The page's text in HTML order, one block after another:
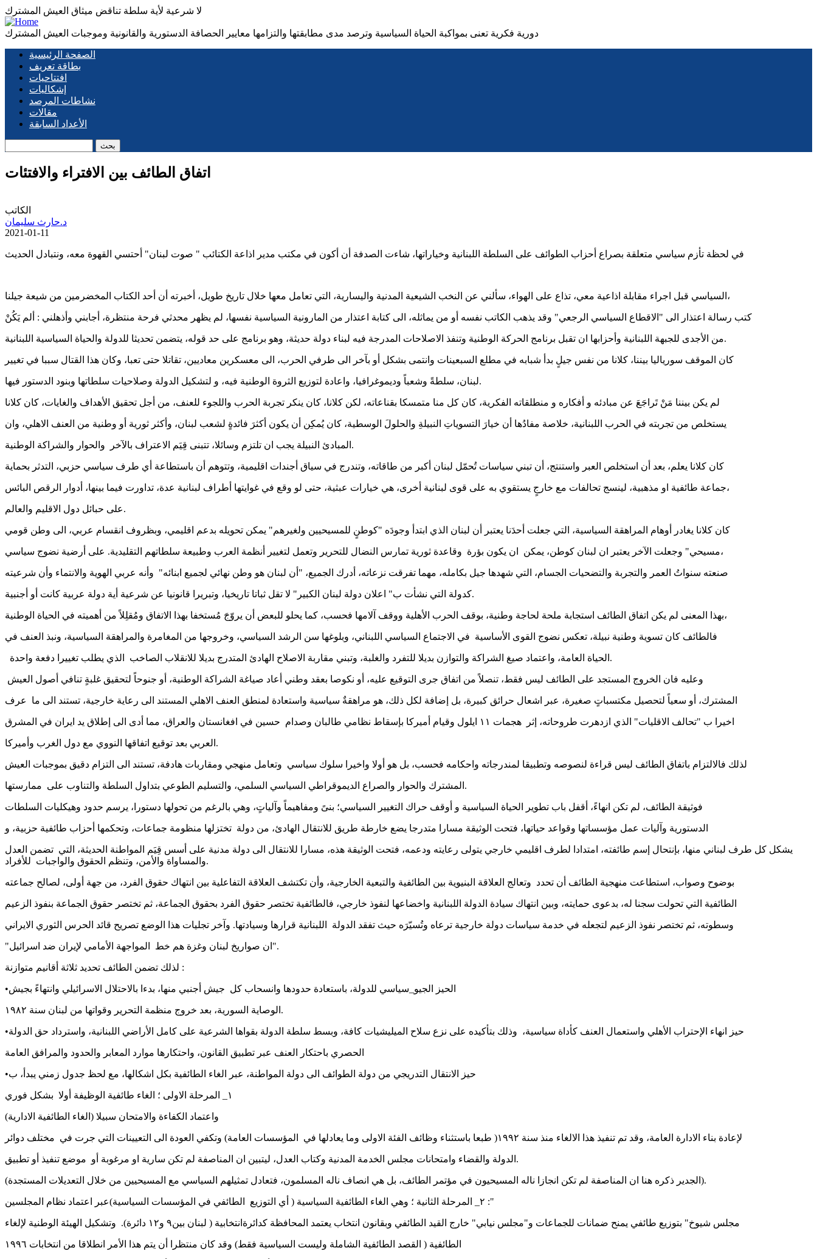
لا شرعية لأية سلطة تناقض ميثاق العيش المشترك
دورية فكرية تعنى بمواكبة الحياة السياسية وترصد مدى مطابقتها والتزامها معايير الحصافة الدستورية والقانونية وموجبات العيش المشترك
Main
navigation
الصفحة الرئيسية
بطاقة تعريف
افتتاحيات
إشكاليات
نشاطات المرصد
مقالات
الأعداد السابقة
اتفاق الطائف بين الافتراء والافتئات
الكاتب
د.حارث سليمان
2021-01-11
في لحظة تأزم سياسي متعلقة بصراع أحزاب الطوائف على السلطة اللبنانية وخياراتها، شاءت الصدفة أن أكون في مكتب مدير اذاعة الكتائب " صوت لبنان" أحتسي القهوة معه، ونتبادل الحديث
السياسي قبل اجراء مقابلة اذاعية معي، تذاع على الهواء، سألني عن النخب الشيعية المدنية واليسارية، التي تعامل معها خلال تاريخ طويل، أخبرته أن أحد الكتاب المخضرمين من شيعة جيلنا،
كتب رسالة اعتذار الى "الاقطاع السياسي الرجعي" وقد يذهب الكاتب نفسه أو من يماثله، الى كتابة اعتذار من المارونية السياسية نفسها، لم يظهر محدثي فرحة منتظرة، أجابني وأذهلني : ألم يَكُنْ
من الأجدى للجبهة اللبنانية وأحزابها ان تقبل برنامج الحركة الوطنية وتنفذ الاصلاحات المدرجة فيه لبناء دولة حديثة، وهو برنامج على حد قوله، يتضمن تحديثا للدولة والحياة السياسية اللبنانية.
كان الموقف سورياليا بيننا، كلانا من نفس جيلٍ بدأ شبابه في مطلع السبعينات وانتمى بشكل أو بآخر الى طرفي الحرب، الى معسكرين معاديين، تقاتلا حتى تعبا، وكان هذا القتال سببا في تغيير
لبنان، سلطةً وشعباً وديموغرافيا، واعادة لتوزيع الثروة الوطنية فيه، و لتشكيل الدولة وصلاحيات سلطاتها وبنود الدستور فيها.
لم يكن بيننا مَنْ تَراجَعَ عن مبادئه و أفكاره و منطلقاته الفكرية، كان كل منا متمسكا بقناعاته، لكن كلانا، كان ينكر تجربة الحرب واللجوء للعنف، من أجل تحقيق الأهداف والغايات، كان كلانا
يستخلص من تجربته في الحرب اللبنانية، خلاصة مفادُها أن خيارَ التسوياتِ النبيلةِ والحلولَ الوسطية، كان يُمكِن أن يكون أكثرَ فائدةٍ لشعب لبنان، وأكثر ثورية أو وطنية من العنف الاهلي، وان
المبادئ النبيلة يجب ان تلتزم وسائلا، تتبنى قِيَم الاعتراف بالآخر والحوار والشراكة الوطنية.
كان كلانا يعلم، بعد أن استخلص العبر واستنتج، أن تبني سياسات تُحمّل لبنان أكبر من طاقاته، وتندرج في سياق أجندات اقليمية، وتتوهم أن باستطاعة أي طرف سياسي حزبي، التدثر بحماية
جماعة طائفية او مذهبية، لينسج تحالفات مع خارجٍ يستقوي به على قوى لبنانية أخرى، هي خيارات عبثية، حتى لو وقع في غوايتها أطراف لبنانية عدة، تداورت فيما بينها، أدوار الرقص البائس،
على حبائل دول الاقليم والعالم.
كان كلانا يغادر أوهام المراهقة السياسية، التي جعلت أحدَنا يعتبر أن لبنان الذي ابتدأ وجودَه "كوطنٍ للمسيحيين ولغيرهم" يمكن تحويله بدعم اقليمي، وبظروف انقسام عربي، الى وطن قومي
مسيحي" وجعلت الآخر يعتبر ان لبنان كوطن، يمكن ان يكون بؤرة وقاعدة ثورية تمارس النضال للتحرير وتعمل لتغيير أنظمة العرب وطبيعة سلطاتهم التقليدية. على أرضية نضوج سياسي،
صنعته سنواتُ العمر والتجربة والتضحيات الجسام، التي شهدها جيل بكامله، مهما تفرقت نزعاته، أدرك الجميع، "أن لبنان هو وطن نهائي لجميع ابنائه" وأنه عربي الهوية والانتماء وأن شرعيته
كدولة التي نشأت ب" اعلان دولة لبنان الكبير" لا تقل ثباتا تاريخيا، وتبريرا قانونيا عن شرعية أية دولة عربية كانت أو أجنبية.
بهذا المعنى لم يكن اتفاق الطائف استجابة ملحة لحاجة وطنية، بوقف الحرب الأهلية ووقف آلامها فحسب، كما يحلو للبعض أن يروّجَ مُستخفا بهذا الاتفاق ومُقلِلاً من أهميته في الحياة الوطنية،
فالطائف كان تسوية وطنية نبيلة، تعكس نضوج القوى الأساسية في الاجتماع السياسي اللبناني، وبلوغها سن الرشد السياسي، وخروجها من المغامرة والمراهقة السياسية، ونبذ العنف في
الحياة العامة، واعتماد صيغ الشراكة والتوازن بديلا للتفرد والغلبة، وتبني مقاربة الاصلاح الهادئ المتدرج بديلا للانقلاب الصاخب الذي يطلب تغييرا دفعة واحدة.
وعليه فان الخروج المستجد على الطائف ليس فقط، تنصلاً من اتفاق جرى التوقيع عليه، أو نكوصا بعقد وطني أعاد صياغة الشراكة الوطنية، أو جنوحاً لتحقيق غلبةٍ تنافي أصول العيش
المشترك، أو سعياً لتحصيل مكتسباتٍ صغيرة، عبر اشعال حرائق كبيرة، بل إضافة لكل ذلك، هو مراهقةٌ سياسية واستعادة لمنطق العنف الاهلي المستند الى رعاية خارجية، تستند الى ما عرف
اخيرا ب "تحالف الاقليات" الذي ازدهرت طروحاته، إثر هجمات ١١ ايلول وقيام أميركا بإسقاط نظامي طالبان وصدام حسين في افغانستان والعراق، مما أدى الى إطلاق يد ايران في المشرق
العربي بعد توقيع اتفاقها النووي مع دول الغرب وأميركا.
لذلك فالالتزام باتفاق الطائف ليس قراءة لنصوصه وتطبيقا لمندرجاته واحكامه فحسب، بل هو أولا واخيرا سلوك سياسي وتعامل منهجي ومقاربات هادفة، تستند الى التزام دقيق بموجبات العيش
المشترك والحوار والصراع الديموقراطي السياسي السلمي، والتسليم الطوعي بتداول السلطة والتناوب على ممارستها.
فوثيقة الطائف، لم تكن انهاءً، أقفل باب تطوير الحياة السياسية و أوقف حراك التغيير السياسي؛ بنىً ومفاهيماً وآلياتٍ، وهي بالرغم من تحولها دستورا، يرسم حدود وهيكليات السلطات
الدستورية وآليات عمل مؤسساتها وقواعد حياتها، فتحت الوثيقة مسارا متدرجا يضع خارطة طريق للانتقال الهادئ، من دولة تختزلها منظومة جماعات، وتحكمها أحزاب طائفية حزبية، و
يشكل كل طرف لبناني منها، بإنتحال إسم طائفته، امتدادا لطرف اقليمي خارجي يتولى رعايته ودعمه، فتحت الوثيقة هذه، مسارا للانتقال الى دولة مدنية على أسس قِيَم المواطنة الحديثة، التي تضمن العدل
والمساواة والأمن، وتنظم الحقوق والواجبات للأفراد.
بوضوح وصواب، استطاعت منهجية الطائف أن تحدد وتعالج العلاقة البنيوية بين الطائفية والتبعية الخارجية، وأن تكتشف العلاقة التفاعلية بين انتهاك حقوق الفرد، من جهة أولى، لصالح جماعته
الطائفية التي تحولت سجنا له، بدعوى حمايته، وبين انتهاك سيادة الدولة اللبنانية واخضاعها لنفوذ خارجي، فالطائفية تختصر حقوق الفرد بحقوق الجماعة، ثم تختصر حقوق الجماعة بنفوذ الزعيم
وسطوته، ثم تختصر نفوذ الزعيم لتجعله في خدمة سياسات دولة خارجية ترعاه وتُسيّرَه حيث تفقد الدولة اللبنانية قرارها وسيادتها. وآخر تجليات هذا الوضع تصريح قائد الحرس الثوري الايراني
"ان صواريخ لبنان وغزة هم خط المواجهة الأمامي لإيران ضد اسرائيل".
لذلك تضمن الطائف تحديد ثلاثة أقانيم متوازنة :
•الحيز الجيو_سياسي للدولة، باستعادة حدودها وانسحاب كل جيش أجنبي منها، بدءا بالاحتلال الاسرائيلي وانتهاءً بجيش
الوصاية السورية، بعد خروج منظمة التحرير وقواتها من لبنان سنة ١٩٨٢.
•حيز انهاء الإحتراب الأهلي واستعمال العنف كأداة سياسية، وذلك بتأكيده على نزع سلاح الميليشيات كافة، وبسط سلطة الدولة بقواها الشرعية على كامل الأراضي اللبنانية، واسترداد حق الدولة
الحصري باحتكار العنف عبر تطبيق القانون، واحتكارها موارد المعابر والحدود والمرافق العامة
١_ المرحلة الاولى ؛ الغاء طائفية الوظيفة أولا بشكل فوري
(الغاء الطائفية الادارية) واعتماد الكفاءة والامتحان سبيلا
لإعادة بناء الادارة العامة، وقد تم تنفيذ هذا الالغاء منذ سنة ١٩٩٢( طبعا باستثناء وظائف الفئة الاولى وما يعادلها في المؤسسات العامة) وتكفي العودة الى التعيينات التي جرت في مختلف دوائر
الدولة والقضاء وامتحانات مجلس الخدمة المدنية وكتاب العدل، ليتبين ان المناصفة لم تكن سارية او مرغوبة أو موضع تنفيذ أو تطبيق.
(الجدير ذكره هنا ان المناصفة لم تكن انجازا ناله المسيحيون في مؤتمر الطائف، بل هي انصاف ناله المسلمون، فتعادل تمثيلهم السياسي مع المسيحيين من خلال التعديلات المستجدة).
٢_ المرحلة الثانية ؛ وهي الغاء الطائفية السياسية ( أي التوزيع الطائفي في المؤسسات السياسية)عبر اعتماد نظام المجلسين :"
مجلس شيوخ" بتوزيع طائفي يمنح ضمانات للجماعات و"مجلس نيابي" خارج القيد الطائفي وبقانون انتخاب يعتمد المحافظة كدائرةانتخابية ( لبنان بين٩ و١٢ دائرة). وتشكيل الهيئة الوطنية لإلغاء